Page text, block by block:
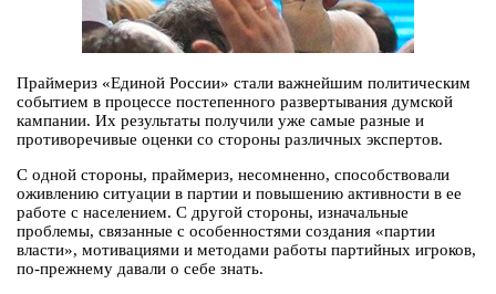
Праймериз «Единой России» стали важнейшим политическим
событием в процессе постепенного развертывания думской
кампании. Их результаты получили уже самые разные и
противоречивые оценки со стороны различных экспертов.
С одной стороны, праймериз, несомненно, способствовали
оживлению ситуации в партии и повышению активности в ее
работе с населением. С другой стороны, изначальные
проблемы, связанные с особенностями создания «партии
власти», мотивациями и методами работы партийных игроков,
по-прежнему давали о себе знать.